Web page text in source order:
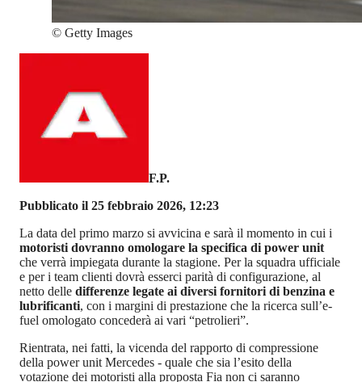
© Getty Images
F.P.
Pubblicato il 25 febbraio 2026, 12:23
La data del primo marzo si avvicina e sarà il momento in cui i
motoristi dovranno omologare la specifica di power unit
che verrà impiegata durante la stagione. Per la squadra ufficiale
e per i team clienti dovrà esserci parità di configurazione, al
netto delle differenze legate ai diversi fornitori di benzina e
lubrificanti, con i margini di prestazione che la ricerca sull’e-
fuel omologato concederà ai vari “petrolieri”.
Rientrata, nei fatti, la vicenda del rapporto di compressione
della power unit Mercedes - quale che sia l’esito della
votazione dei motoristi alla proposta Fia non ci saranno